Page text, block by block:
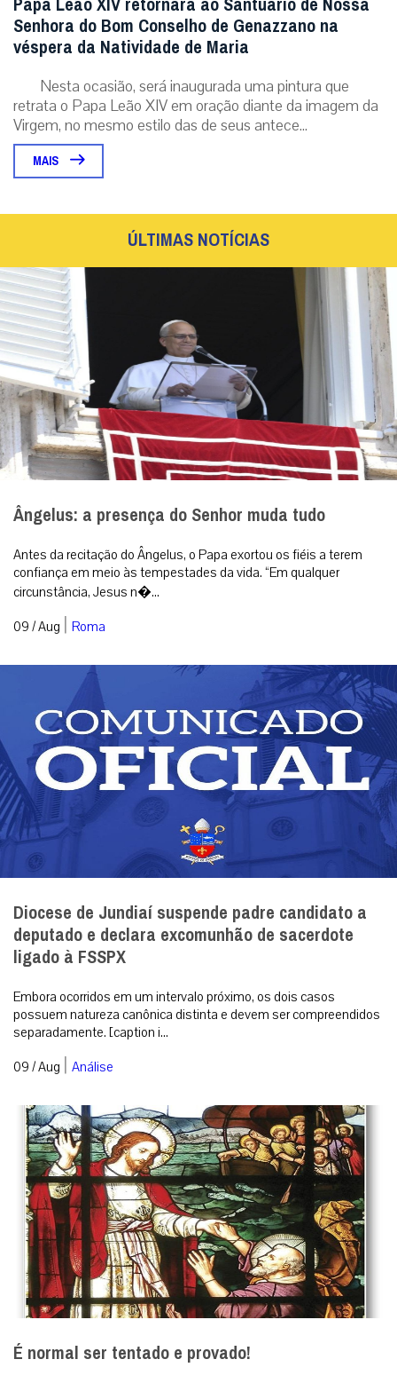
Senhora do Bom Conselho de Genazzano na
véspera da Natividade de Maria
Nesta ocasião, será inaugurada uma pintura que
retrata o Papa Leão XIV em oração diante da imagem da
Virgem, no mesmo estilo das de seus antece...
MAIS
ÚLTIMAS NOTÍCIAS
Ângelus: a presença do Senhor muda tudo
Antes da recitação do Ângelus, o Papa exortou os fiéis a terem
confiança em meio às tempestades da vida. “Em qualquer
circunstância, Jesus n�...
09 / Aug | Roma
Diocese de Jundiaí suspende padre candidato a
deputado e declara excomunhão de sacerdote
ligado à FSSPX
Embora ocorridos em um intervalo próximo, os dois casos
possuem natureza canônica distinta e devem ser compreendidos
separadamente. [caption i...
09 / Aug | Análise
É normal ser tentado e provado!